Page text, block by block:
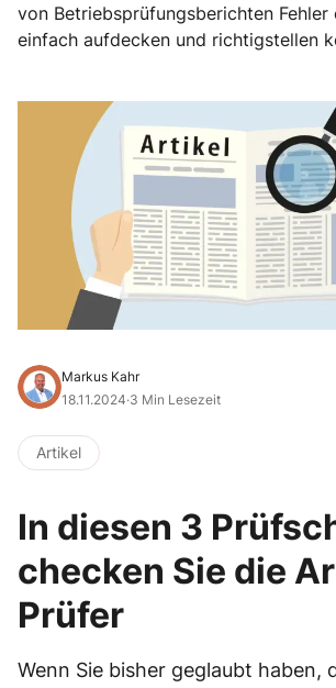
von Betriebsprüfungsberichten Fehler
einfach aufdecken und richtigstellen
Markus Kahr
18.11.2024·3 Min Lesezeit
Artikel
In diesen 3
checken Sie die
Prüfer
Wenn Sie bisher geglaubt haben,